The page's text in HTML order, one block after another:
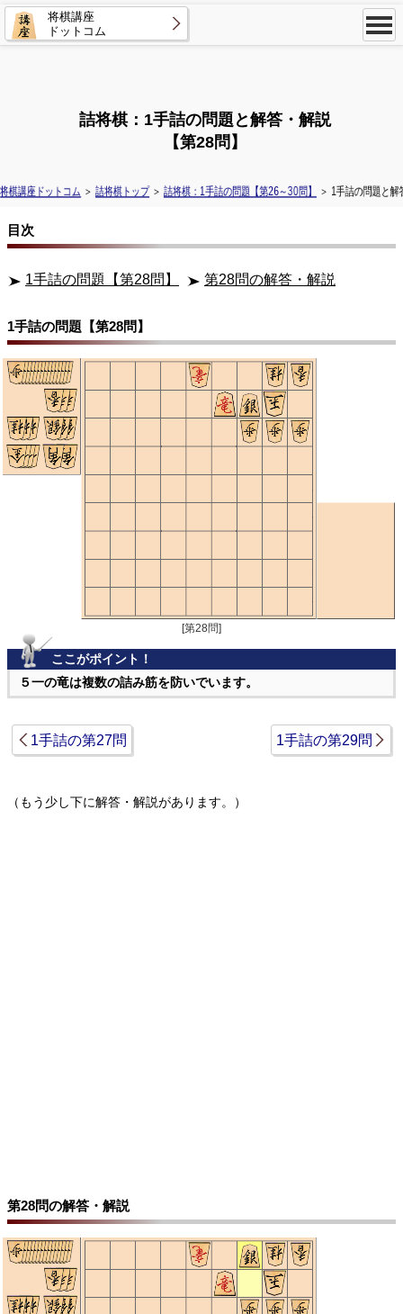
将棋講座
ドットコム
詰将棋：1手詰の問題と解答・解説
【第28問】
将棋講座ドットコム ＞ 詰将棋トップ＞ 詰将棋：1手詰の問題【第26～30問】 ＞ 1手詰の問題と
目次
1手詰の問題【第28問】 第28問の解答・解説
1手詰の問題【第28問】
[第28問]
ここがポイント！
５一の竜は複数の詰み筋を防いでいます。
1手詰の第27問 1手詰の第29問
（もう少し下に解答・解説があります。）
第28問の解答・解説